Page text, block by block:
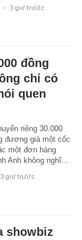
- 3 giờ trước
đồng
chỉ có
quen
riêng 30.000
đương giá một cốc
một đơn hàng
Anh không nghĩ…
3 giờ trước
showbiz